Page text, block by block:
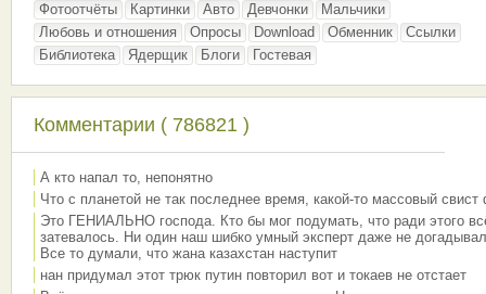
Фотоотчёты
Картинки Авто Девчонки
Мальчики
Любовь и отношения
Опросы Download Обменник
Ссылки
Библиотека
Ядерщик Блоги Гостевая
Комментарии ( 786821 )
А кто напал то, непонятно
Что с планетой не так последнее время, какой-то массовый свист
Это ГЕНИАЛЬНО господа. Кто бы мог подумать, что ради этого
затевалось. Ни один наш шибко умный эксперт даже не
Все то думали, что жана казахстан наступит
нан придумал этот трюк путин повторил вот и токаев не отстает